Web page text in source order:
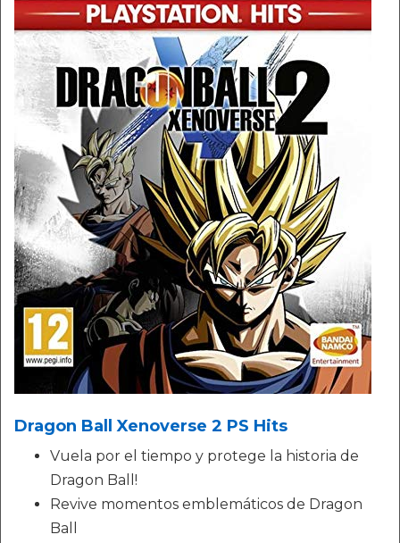
Dragon Ball Xenoverse 2 PS Hits
Vuela por el tiempo y protege la historia de
Dragon Ball!
Revive momentos emblemáticos de Dragon
Ball